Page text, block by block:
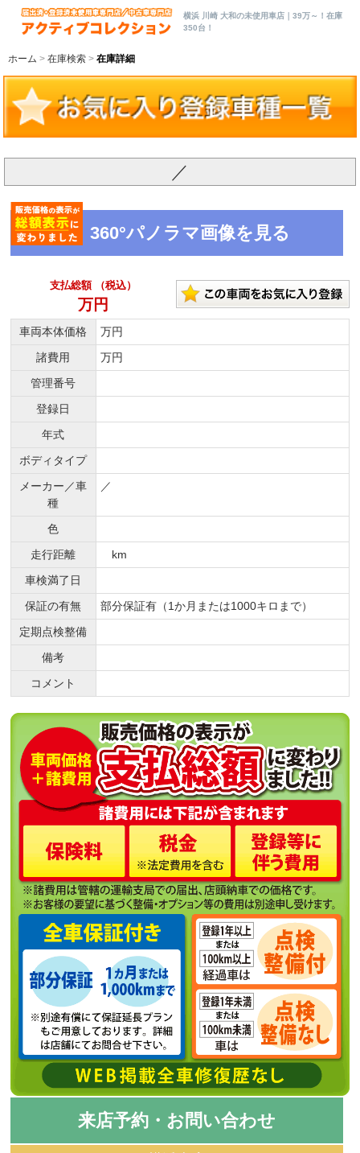
横浜 川崎 大和の未使用車店｜39万～！在庫
350台！
ホーム 在庫検索 在庫詳細
／
360°パノラマ画像を見る
支払総額 （税込）
万円
車両本体価格
万円
諸費用
万円
管理番号
登録日
年式
ボディタイプ
メーカー／車
種
／
色
走行距離
km
車検満了日
保証の有無
部分保証有（1か月または1000キロまで）
定期点検整備
備考
コメント
来店予約・お問い合わせ